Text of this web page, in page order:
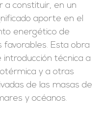
a constituir, en un
aporte en el
energético de
favorables. Esta obra
introducción técnica a
y a otras
de las masas de
y océanos.